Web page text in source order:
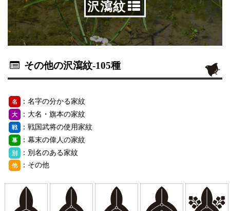
沢瀉紋
その他の沢瀉紋-105種
名 ：名字の分かる家紋
大 ：大名・旗本の家紋
戦 ：戦国武将の使用家紋
幕 ：幕末の偉人の家紋
別 ：別名のある家紋
他 ：その他